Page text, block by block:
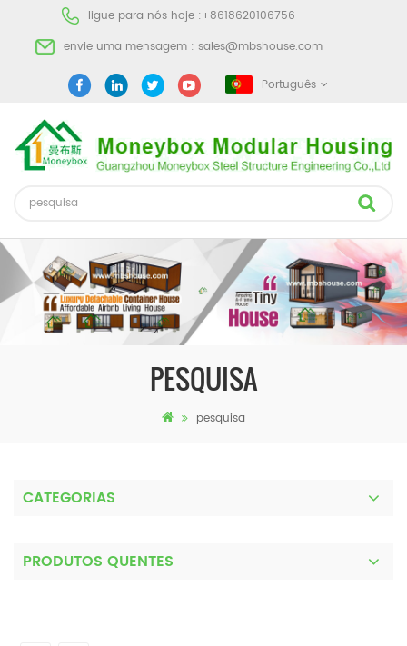
ligue para nós hoje :+8618620106756
envie uma mensagem : sales@mbshouse.com
Português
PESQUISA
pesquisa
CATEGORIAS
PRODUTOS QUENTES